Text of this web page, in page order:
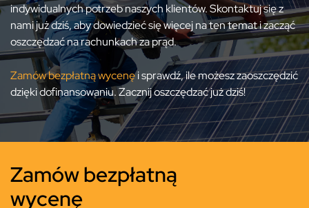
indywidualnych potrzeb naszych klientów. Skontaktuj się z
nami już dziś, aby dowiedzieć się więcej na ten temat i zacząć
oszczędzać na rachunkach za prąd.
Zamów bezpłatną wycenęi sprawdź, ile możesz zaoszczędzić
dzięki dofinansowaniu. Zacznij oszczędzać już dziś!
Zamów bezpłatną
wycenę